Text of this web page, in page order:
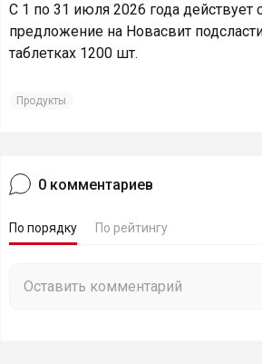
С 1 по 31 июля 2026 года действует
предложение на Новасвит
таблетках 1200 шт.
Продукты
0 комментариев
По порядку По рейтингу